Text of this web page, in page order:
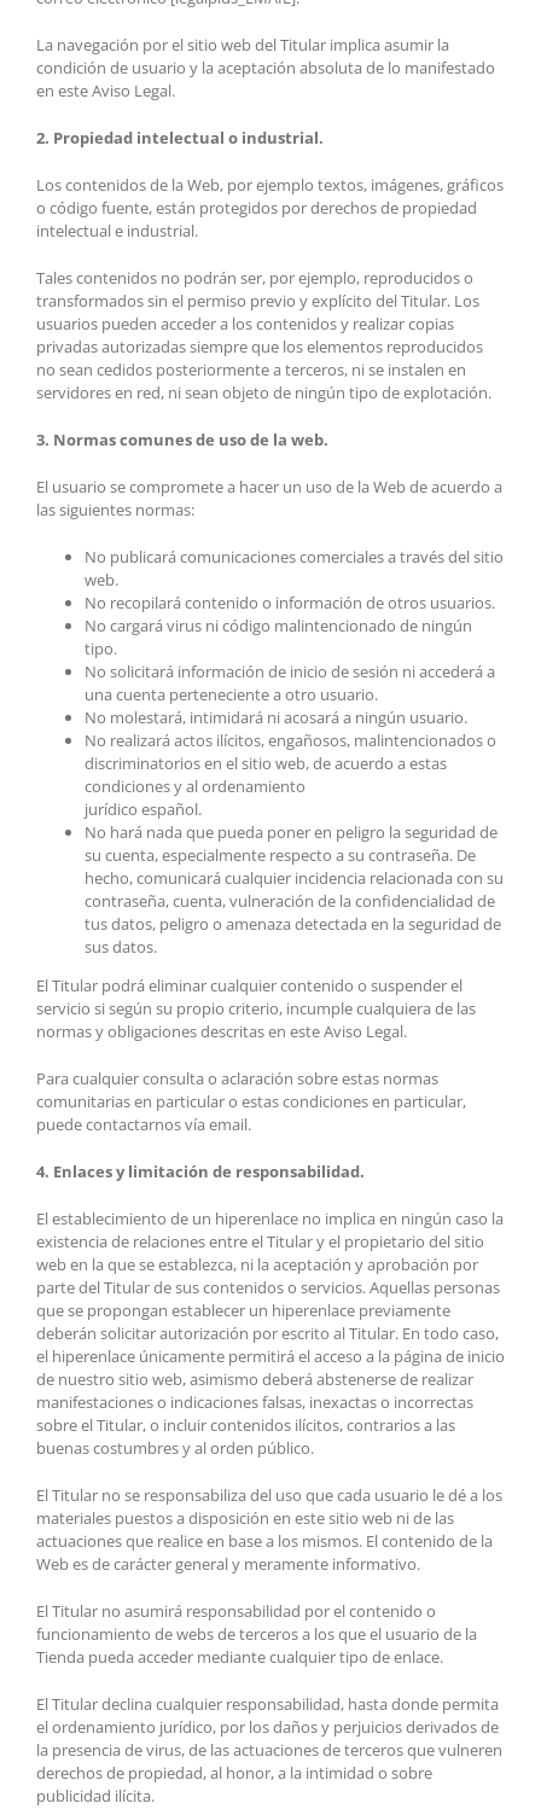
La navegación por el sitio web del Titular implica asumir la
condición de usuario y la aceptación absoluta de lo manifestado
en este Aviso Legal.
2. Propiedad intelectual o industrial.
Los contenidos de la Web, por ejemplo textos, imágenes, gráficos
o código fuente, están protegidos por derechos de propiedad
intelectual e industrial.
Tales contenidos no podrán ser, por ejemplo, reproducidos o
transformados sin el permiso previo y explícito del Titular. Los
usuarios pueden acceder a los contenidos y realizar copias
privadas autorizadas siempre que los elementos reproducidos
no sean cedidos posteriormente a terceros, ni se instalen en
servidores en red, ni sean objeto de ningún tipo de explotación.
3. Normas comunes de uso de la web.
El usuario se compromete a hacer un uso de la Web de acuerdo a
las siguientes normas:
No publicará comunicaciones comerciales a través del sitio
web.
No recopilará contenido o información de otros usuarios.
No cargará virus ni código malintencionado de ningún
tipo.
No solicitará información de inicio de sesión ni accederá a
una cuenta perteneciente a otro usuario.
No molestará, intimidará ni acosará a ningún usuario.
No realizará actos ilícitos, engañosos, malintencionados o
discriminatorios en el sitio web, de acuerdo a estas
condiciones y al ordenamiento
jurídico español.
No hará nada que pueda poner en peligro la seguridad de
su cuenta, especialmente respecto a su contraseña. De
hecho, comunicará cualquier incidencia relacionada con su
contraseña, cuenta, vulneración de la confidencialidad de
tus datos, peligro o amenaza detectada en la seguridad de
sus datos.
El Titular podrá eliminar cualquier contenido o suspender el
servicio si según su propio criterio, incumple cualquiera de las
normas y obligaciones descritas en este Aviso Legal.
Para cualquier consulta o aclaración sobre estas normas
comunitarias en particular o estas condiciones en particular,
puede contactarnos vía email.
4. Enlaces y limitación de responsabilidad.
El establecimiento de un hiperenlace no implica en ningún caso la
existencia de relaciones entre el Titular y el propietario del sitio
web en la que se establezca, ni la aceptación y aprobación por
parte del Titular de sus contenidos o servicios. Aquellas personas
que se propongan establecer un hiperenlace previamente
deberán solicitar autorización por escrito al Titular. En todo caso,
el hiperenlace únicamente permitirá el acceso a la página de inicio
de nuestro sitio web, asimismo deberá abstenerse de realizar
manifestaciones o indicaciones falsas, inexactas o incorrectas
sobre el Titular, o incluir contenidos ilícitos, contrarios a las
buenas costumbres y al orden público.
El Titular no se responsabiliza del uso que cada usuario le dé a los
materiales puestos a disposición en este sitio web ni de las
actuaciones que realice en base a los mismos. El contenido de la
Web es de carácter general y meramente informativo.
El Titular no asumirá responsabilidad por el contenido o
funcionamiento de webs de terceros a los que el usuario de la
Tienda pueda acceder mediante cualquier tipo de enlace.
El Titular declina cualquier responsabilidad, hasta donde permita
el ordenamiento jurídico, por los daños y perjuicios derivados de
la presencia de virus, de las actuaciones de terceros que vulneren
derechos de propiedad, al honor, a la intimidad o sobre
publicidad ilícita.